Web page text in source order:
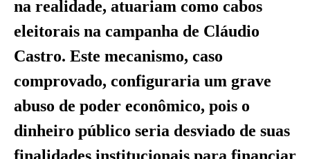
na realidade, atuariam como cabos
eleitorais na campanha de Cláudio
Castro. Este mecanismo, caso
comprovado, configuraria um grave
abuso de poder econômico, pois o
dinheiro público seria desviado de suas
finalidades institucionais para financiar